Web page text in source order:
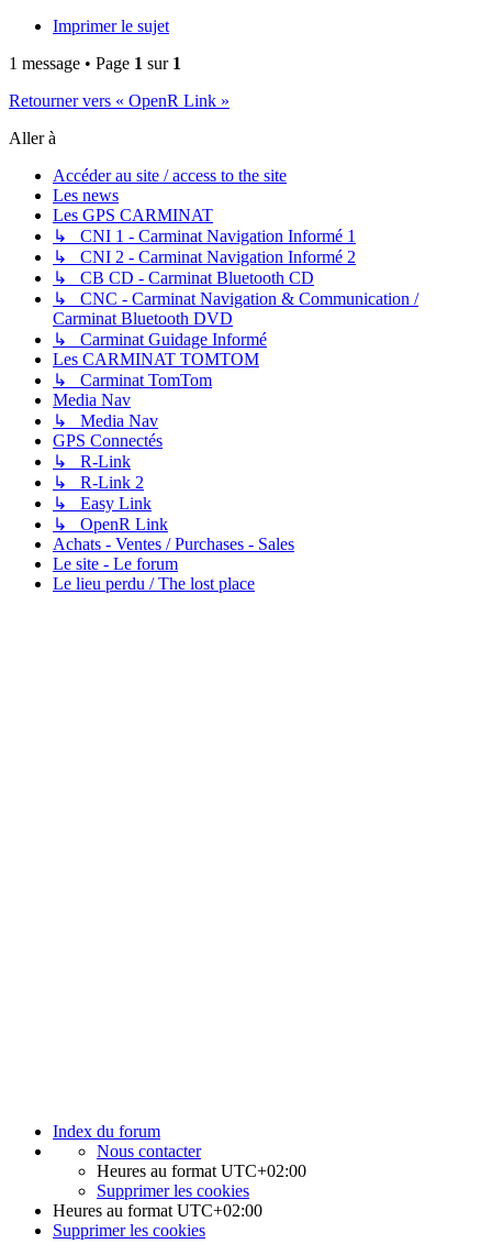
Imprimer le sujet
1 message • Page 1 sur 1
Retourner vers « OpenR Link »
Aller à
Accéder au site / access to the site
Les news
Les GPS CARMINAT
↳ CNI 1 - Carminat Navigation Informé 1
↳ CNI 2 - Carminat Navigation Informé 2
↳ CB CD - Carminat Bluetooth CD
↳ CNC - Carminat Navigation & Communication /
Carminat Bluetooth DVD
↳ Carminat Guidage Informé
Les CARMINAT TOMTOM
↳ Carminat TomTom
Media Nav
↳ Media Nav
GPS Connectés
↳ R-Link
↳ R-Link 2
↳ Easy Link
↳ OpenR Link
Achats - Ventes / Purchases - Sales
Le site - Le forum
Le lieu perdu / The lost place
Index du forum
Nous contacter
Heures au format UTC+02:00
Supprimer les cookies
Heures au format UTC+02:00
Supprimer les cookies